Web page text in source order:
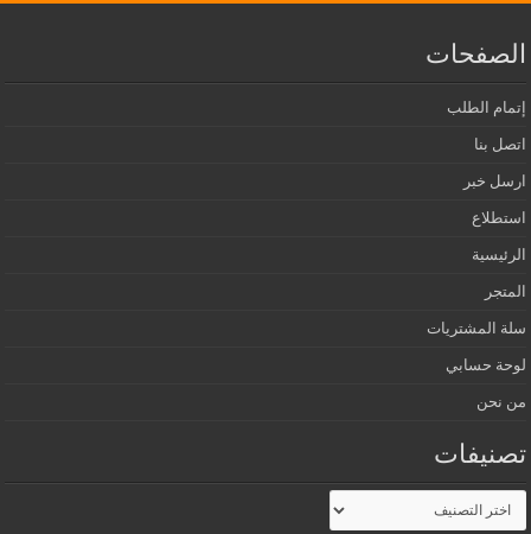
الصفحات
إتمام الطلب
اتصل بنا
ارسل خبر
استطلاع
الرئيسية
المتجر
سلة المشتريات
لوحة حسابي
من نحن
تصنيفات
تصنيفات